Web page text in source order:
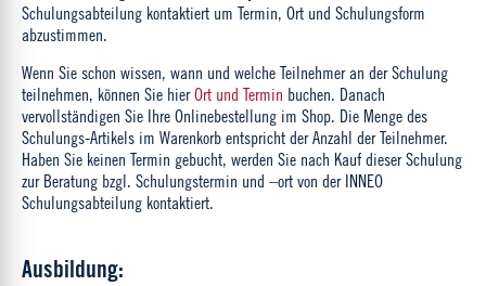
Schulungsabteilung kontaktiert um Termin, Ort und Schulungsform
abzustimmen.
Wenn Sie schon wissen, wann und welche Teilnehmer an der Schulung
teilnehmen, können Sie hierOrt und Termin buchen. Danach
vervollständigen Sie Ihre Onlinebestellung im Shop. Die Menge des
Schulungs-Artikels im Warenkorb entspricht der Anzahl der Teilnehmer.
Haben Sie keinen Termin gebucht, werden Sie nach Kauf dieser Schulung
zur Beratung bzgl. Schulungstermin und –ort von der INNEO
Schulungsabteilung kontaktiert.
Ausbildung: